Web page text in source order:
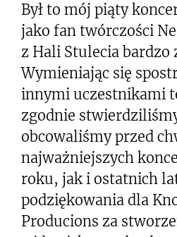
Był to mój piąty
jako fan twórczości
z Hali Stulecia bardzo
Wymieniając się
innymi uczestnikami
zgodnie
obcowaliśmy przed
najważniejszych
roku, jak i ostatnich
podziękowania dla
Producions za